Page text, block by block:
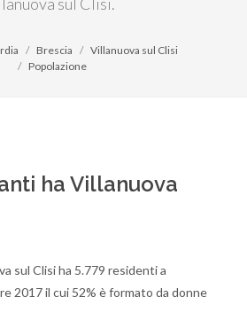
Brescia
Villanuova sul Clisi
Popolazione
ha Villanuova
sul Clisi ha 5.779 residenti a
2017 il cui 52% è formato da donne